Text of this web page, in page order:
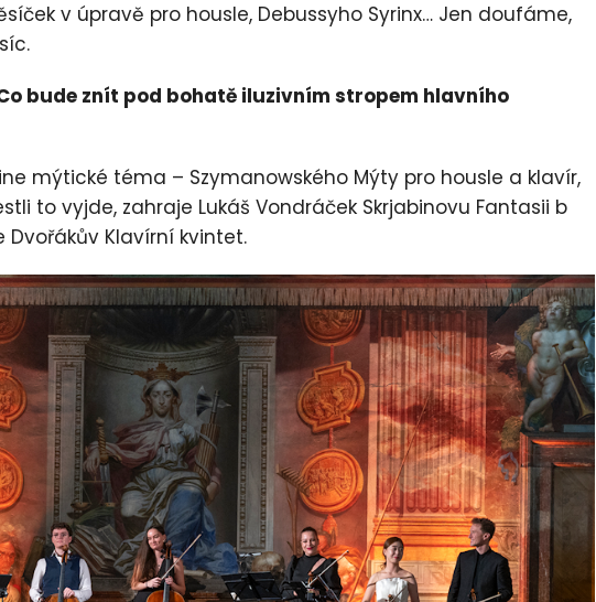
v úpravě pro housle, Debussyho Syrinx… Jen doufáme,
bude znít pod bohatě iluzivním stropem hlavního
mýtické téma – Szymanowského Mýty pro housle a klavír,
to vyjde, zahraje Lukáš Vondráček Skrjabinovu Fantasii b
Klavírní kvintet.